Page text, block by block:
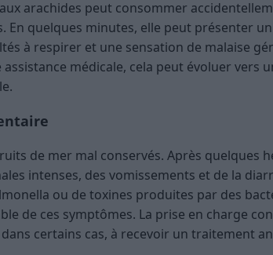
arachides peut consommer
En quelques minutes, elle peut présenter un
à respirer et une sensation de malaise
médicale, cela peut évoluer vers
de mer mal conservés. Après quelques
intenses, des vomissements et de la
ou de toxines produites par des
de ces symptômes. La prise en charge
certains cas, à recevoir un traitement